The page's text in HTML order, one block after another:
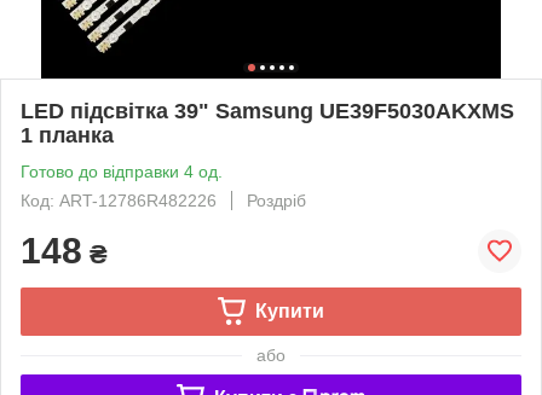
LED підсвітка 39" Samsung UE39F5030AKXMS
1 планка
Готово до відправки 4 од.
Код: ART-12786R482226
Роздріб
148 ₴
Купити
або